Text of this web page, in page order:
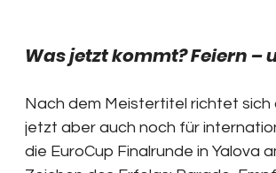
Was jetzt kommt? Feiern –
Nach dem Meistertitel richtet sich
jetzt aber auch noch für
die EuroCup Finalrunde in Yalova